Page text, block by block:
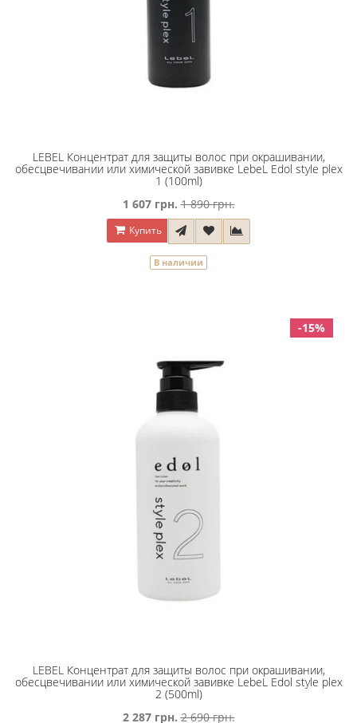
LEBEL Концентрат для защиты волос при окрашивании,
обесцвечивании или химической завивке LebeL Edol style plex
1 (100ml)
1 607 грн. 1 890 грн.
Купить
В наличии
-15%
LEBEL Концентрат для защиты волос при окрашивании,
обесцвечивании или химической завивке LebeL Edol style plex
2 (500ml)
2 287 грн. 2 690 грн.